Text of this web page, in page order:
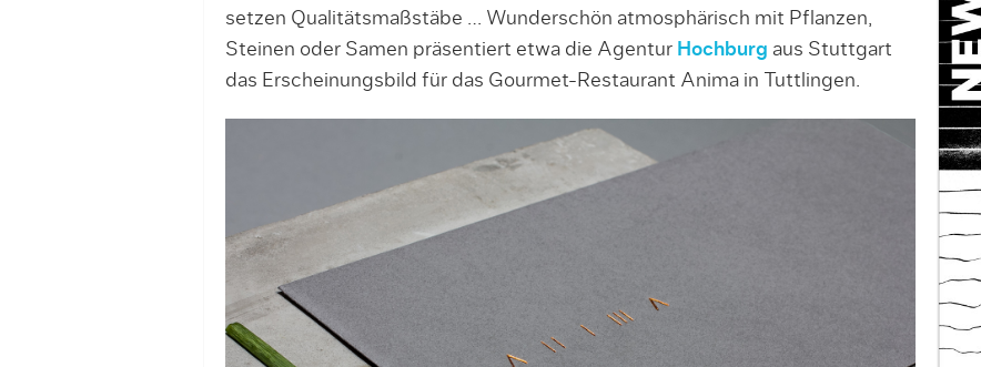
setzen Qualitätsmaßstäbe … Wunderschön atmosphärisch mit Pflanzen,
Steinen oder Samen präsentiert etwa die Agentur Hochburg aus Stuttgart
das Erscheinungsbild für das Gourmet-Restaurant Anima in Tuttlingen.